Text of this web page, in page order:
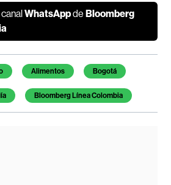
canalWhatsAppdeBloomberg
Alimentos Bogotá
Bloomberg Línea Colombia